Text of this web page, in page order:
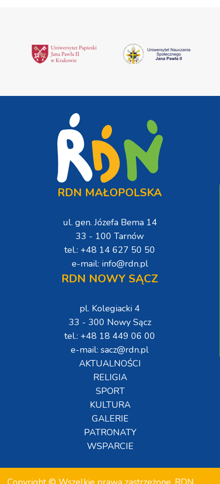
RDN MAŁOPOLSKA
ul. gen. Józefa Bema 14
33 - 100 Tarnów
tel.: +48 14 627 50 50
e-mail: info@rdn.pl
RDN NOWY SĄCZ
pl. Kolegiacki 4
33 - 300 Nowy Sącz
tel.: +48 18 449 06 00
e-mail: sacz@rdn.pl
AKTUALNOŚCI
RELIGIA
SPORT
KULTURA
GALERIE
PATRONATY
WSPARCIE